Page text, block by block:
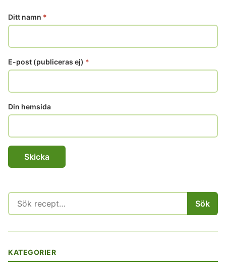
Ditt namn *
E-post (publiceras ej) *
Din hemsida
Sök
efter:
Sök
KATEGORIER